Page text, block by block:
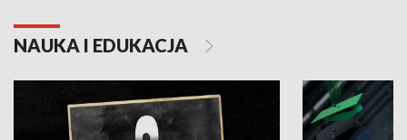
NAUKA I EDUKACJA